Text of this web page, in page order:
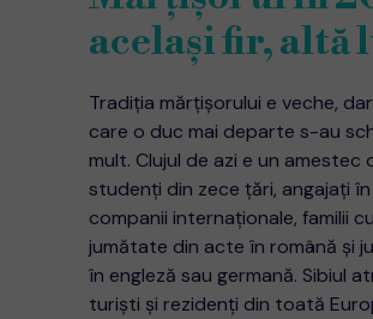
același fir, altă
Tradiția mărțișorului e veche,
care o duc mai departe s-au
mult. Clujul de azi e un amestec
studenți din zece țări, angajați în
companii internaționale, familii cu
jumătate din acte în română și
în engleză sau germană. Sibiul
turiști și rezidenți din toată